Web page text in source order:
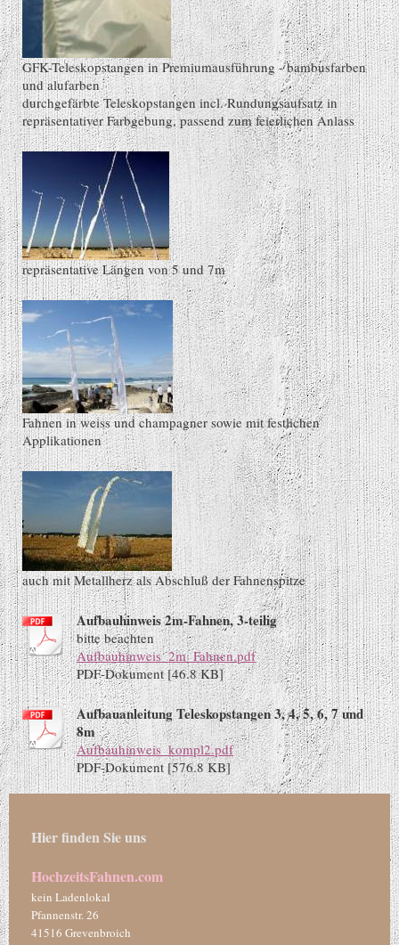
GFK-Teleskopstangen in Premiumausführung - bambusfarben
und alufarben
durchgefärbte Teleskopstangen incl. Rundungsaufsatz in
repräsentativer Farbgebung, passend zum feierlichen Anlass
repräsentative Längen von 5 und 7m
Fahnen in weiss und champagner sowie mit festlichen
Applikationen
auch mit Metallherz als Abschluß der Fahnenspitze
Aufbauhinweis 2m-Fahnen, 3-teilig
bitte beachten
Aufbauhinweis_2m_Fahnen.pdf
PDF-Dokument [46.8 KB]
Aufbauanleitung Teleskopstangen 3, 4, 5, 6, 7 und
8m
Aufbauhinweis_kompl2.pdf
PDF-Dokument [576.8 KB]
Hier finden Sie uns
HochzeitsFahnen.com
kein Ladenlokal
Pfannenstr.26
41516 Grevenbroich